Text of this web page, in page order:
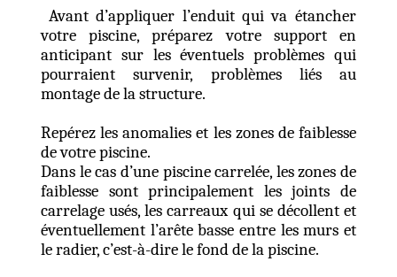
Avant d’appliquer l’enduit qui va étancher
votre piscine, préparez votre support en
anticipant sur les éventuels problèmes qui
pourraient survenir, problèmes liés au
montage de la structure.
Repérez les anomalies et les zones de faiblesse
de votre piscine.
Dans le cas d’une piscine carrelée, les zones de
faiblesse sont principalement les joints de
carrelage usés, les carreaux qui se décollent et
éventuellement l’arête basse entre les murs et
le radier, c’est-à-dire le fond de la piscine.